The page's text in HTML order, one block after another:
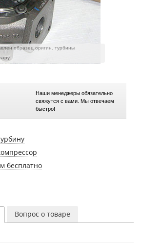
образец оригин. турбины
Наши менеджеры обязательно
свяжутся с вами. Мы отвечаем
быстро!
бесплатно
Вопрос о товаре